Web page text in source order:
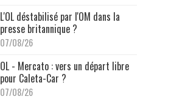
L'OL déstabilisé par l'OM dans la
presse britannique ?
07/08/26
OL - Mercato : vers un départ libre
pour Caleta-Car ?
07/08/26